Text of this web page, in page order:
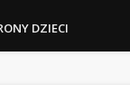
DZIECI